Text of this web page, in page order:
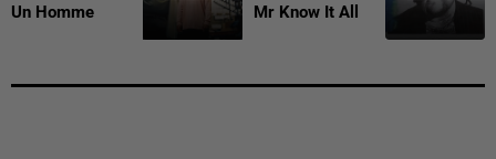
Un Homme Mr Know It All